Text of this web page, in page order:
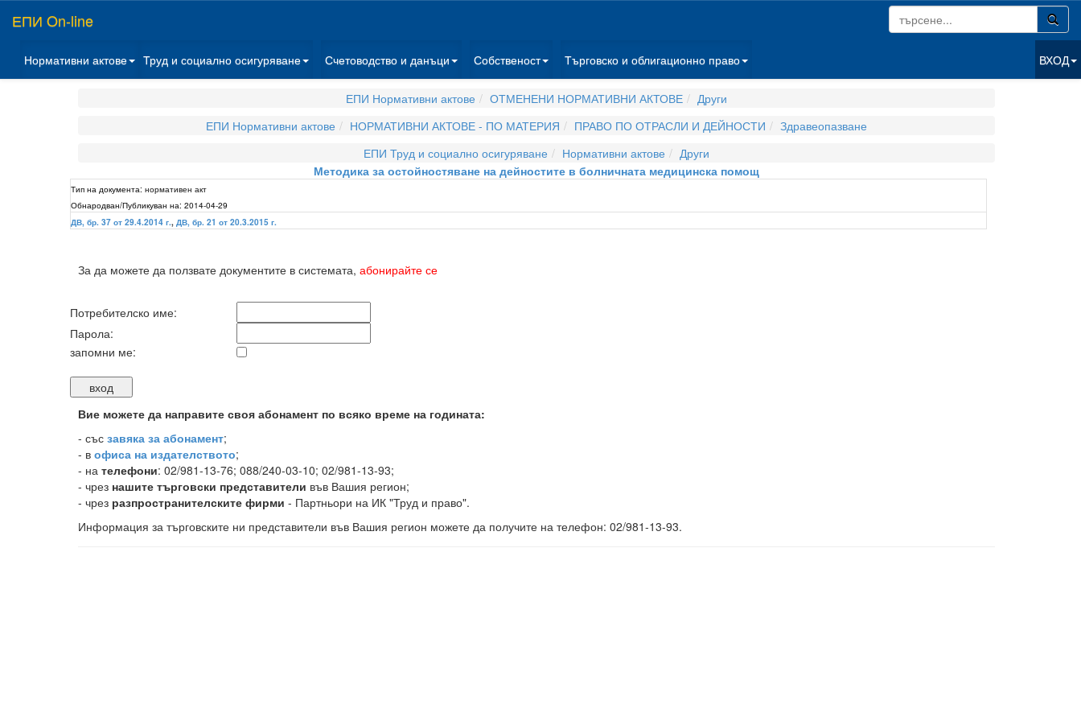
ЕПИ On-line
Нормативни актове Труд и социално осигуряване Счетоводство и данъци Собственост Търговско и облигационно право ВХОД
ЕПИ Нормативни актове ОТМЕНЕНИ НОРМАТИВНИ АКТОВЕ
Други
ЕПИ Нормативни актове
НОРМАТИВНИ АКТОВЕ - ПО МАТЕРИЯ ПРАВО ПО ОТРАСЛИ И ДЕЙНОСТИ
Здравеопазване
ЕПИ Труд и социално осигуряване
Нормативни актове
Други
Методика за остойностяване на дейностите в болничната медицинска помощ
Тип на документа: нормативен акт
Обнародван/Публикуван на: 2014-04-29
ДВ, бр. 37 от 29.4.2014 г., ДВ, бр. 21 от 20.3.2015 г.
За да можете да ползвате документите в системата, абонирайте се
Потребителско име:
Парола:
запомни ме:
Вие можете да направите своя абонамент по всяко време на годината:
- със завяка за абонамент;
- в офиса на издателството;
- на телефони: 02/981-13-76; 088/240-03-10; 02/981-13-93;
- чрез нашите търговски представители във Вашия регион;
- чрез разпространителските фирми - Партньори на ИК "Труд и право".
Информация за търговските ни представители във Вашия регион можете да получите на телефон: 02/981-13-93.